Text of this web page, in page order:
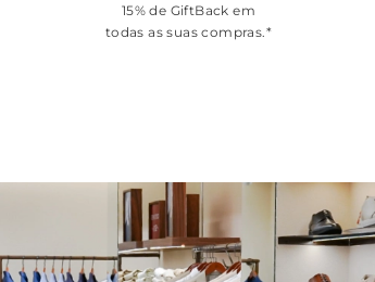
15% de GiftBack em
todas as suas compras.*